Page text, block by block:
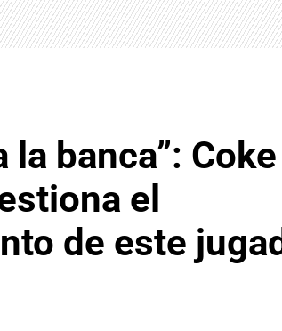
la banca”: Coke
el
de este